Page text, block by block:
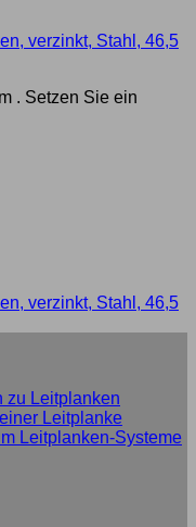
verzinkt, Stahl, 46,5
. Setzen Sie ein
verzinkt, Stahl, 46,5
zu Leitplanken
Leitplanke
Leitplanken-Systeme